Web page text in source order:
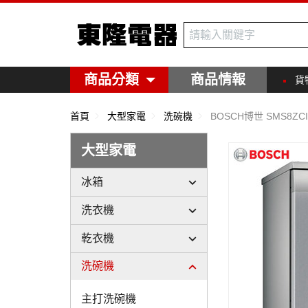
東隆電器
商品分類 商品情報 貨
首頁 大型家電 洗碗機 BOSCH博世
大型家電
冰箱
洗衣機
乾衣機
洗碗機
主打洗碗機